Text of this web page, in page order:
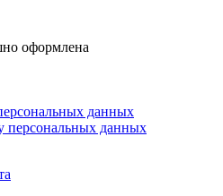
оформлена
данных
персональных данных